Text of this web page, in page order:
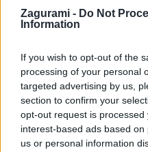
Zagurami - Do Not
Information
If you wish to opt-out of the
processing of your personal
targeted advertising by us,
section to confirm your
opt-out request is
interest-based ads based
us or personal information
Fotogaléria
Post